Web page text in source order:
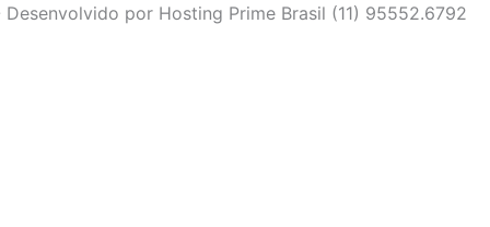
por Hosting Prime Brasil (11) 95552.6792